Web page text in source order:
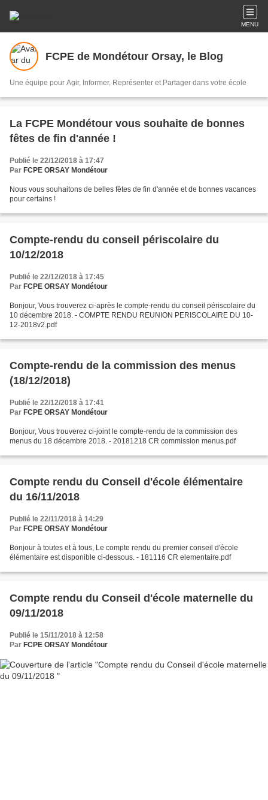
MENU
FCPE de Mondétour Orsay, le Blog
Une équipe pour Agir, Informer, Représenter et Partager dans votre école
La FCPE Mondétour vous souhaite de bonnes
fêtes de fin d'année !
Publié le 22/12/2018 à 17:47
Par FCPE ORSAY Mondétour
Nous vous souhaitons de belles fêtes de fin d'année et de bonnes vacances
pour certains !
Compte-rendu du conseil périscolaire du
10/12/2018
Publié le 22/12/2018 à 17:45
Par FCPE ORSAY Mondétour
Bonjour, Vous trouverez ci-après le compte-rendu du conseil périscolaire du
10 décembre 2018. - COMPTE RENDU REUNION PERISCOLAIRE DU 10-
12-2018v2.pdf
Compte-rendu de la commission des menus
(18/12/2018)
Publié le 22/12/2018 à 17:41
Par FCPE ORSAY Mondétour
Bonjour, Vous trouverez ci-joint le compte-rendu de la commission des
menus du 18 décembre 2018. - 20181218 CR commission menus.pdf
Compte rendu du Conseil d'école élémentaire
du 16/11/2018
Publié le 22/11/2018 à 14:29
Par FCPE ORSAY Mondétour
Bonjour à toutes et à tous, Le compte rendu du premier conseil d'école
élémentaire est disponible ci-dessous. - 181116 CR elementaire.pdf
Compte rendu du Conseil d'école maternelle du
09/11/2018
Publié le 15/11/2018 à 12:58
Par FCPE ORSAY Mondétour